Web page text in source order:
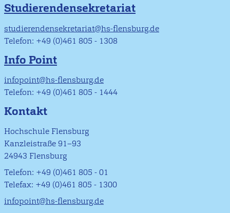
Studierendensekretariat
studierendensekretariat@hs-flensburg.de
Telefon: +49 (0)461 805 - 1308
Info Point
infopoint@hs-flensburg.de
Telefon: +49 (0)461 805 - 1444
Kontakt
Hochschule Flensburg
Kanzleistraße 91–93
24943 Flensburg
Telefon: +49 (0)461 805 - 01
Telefax: +49 (0)461 805 - 1300
infopoint@hs-flensburg.de